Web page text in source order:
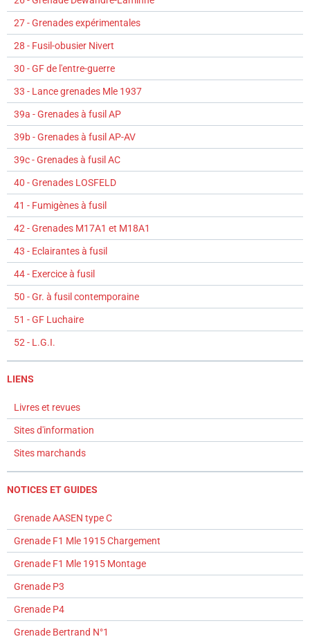
27 - Grenades expérimentales
28 - Fusil-obusier Nivert
30 - GF de l'entre-guerre
33 - Lance grenades Mle 1937
39a - Grenades à fusil AP
39b - Grenades à fusil AP-AV
39c - Grenades à fusil AC
40 - Grenades LOSFELD
41 - Fumigènes à fusil
42 - Grenades M17A1 et M18A1
43 - Eclairantes à fusil
44 - Exercice à fusil
50 - Gr. à fusil contemporaine
51 - GF Luchaire
52 - L.G.I.
LIENS
Livres et revues
Sites d'information
Sites marchands
NOTICES ET GUIDES
Grenade AASEN type C
Grenade F1 Mle 1915 Chargement
Grenade F1 Mle 1915 Montage
Grenade P3
Grenade P4
Grenade Bertrand N°1